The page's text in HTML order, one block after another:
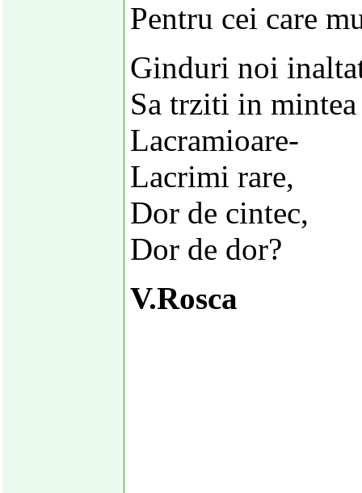
Pentru cei care
Ginduri noi
Sa trziti in
Lacramioare-
Lacrimi rare,
Dor de cintec,
Dor de dor?
V.Rosca